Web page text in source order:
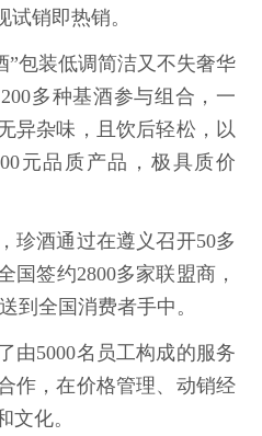
试销即热销。
”包装低调简洁又不失奢华
多种基酒参与组合，一
异杂味，且饮后轻松，以
元品质产品，极具质价
珍酒通过在遵义召开50多
国签约2800多家联盟商，
到全国消费者手中。
由5000名员工构成的服务
作，在价格管理、动销经
文化。